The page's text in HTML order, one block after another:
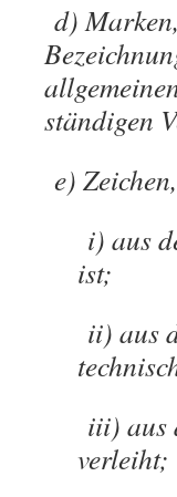
d)
ständigen
e)
i) aus
ist;
ii) aus
iii) aus
verleiht;